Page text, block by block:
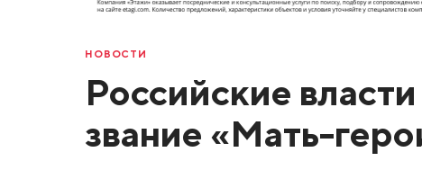
НОВОСТИ
Российские
звание «Мать-